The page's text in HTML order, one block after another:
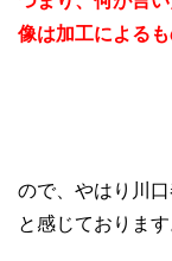
像は加工による
ので、やはり川
と感じております